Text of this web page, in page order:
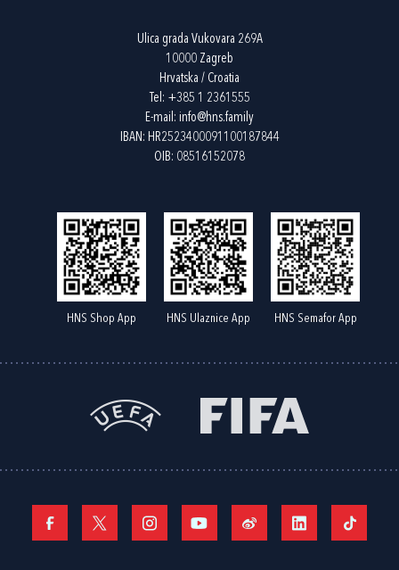
Ulica grada Vukovara 269A
10000 Zagreb
Hrvatska / Croatia
Tel: +385 1 2361555
E-mail: info@hns.family
IBAN: HR2523400091100187844
OIB: 08516152078
HNS Shop App HNS Ulaznice App HNS Semafor App